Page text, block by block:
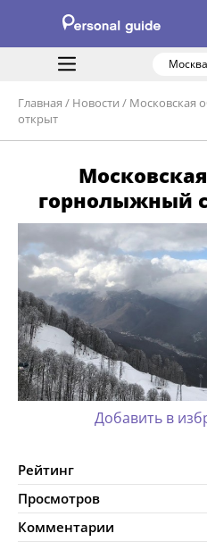
Москва
Главная / Новости / Московская
открыт
горнолыжный
Добавить в
Рейтинг
Просмотров
Комментарии